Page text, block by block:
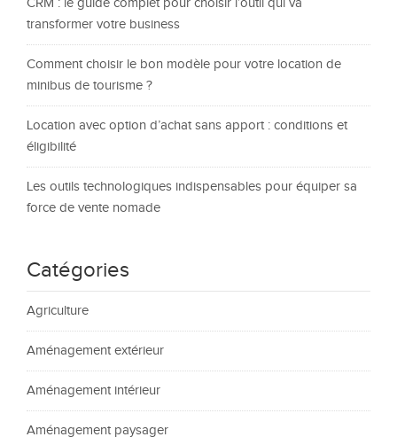
CRM : le guide complet pour choisir l’outil qui va
transformer votre business
Comment choisir le bon modèle pour votre location de
minibus de tourisme ?
Location avec option d’achat sans apport : conditions et
éligibilité
Les outils technologiques indispensables pour équiper sa
force de vente nomade
Catégories
Agriculture
Aménagement extérieur
Aménagement intérieur
Aménagement paysager